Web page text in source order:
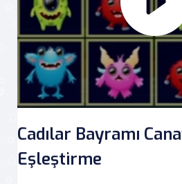
Cadılar Bayramı
Eşleştirme